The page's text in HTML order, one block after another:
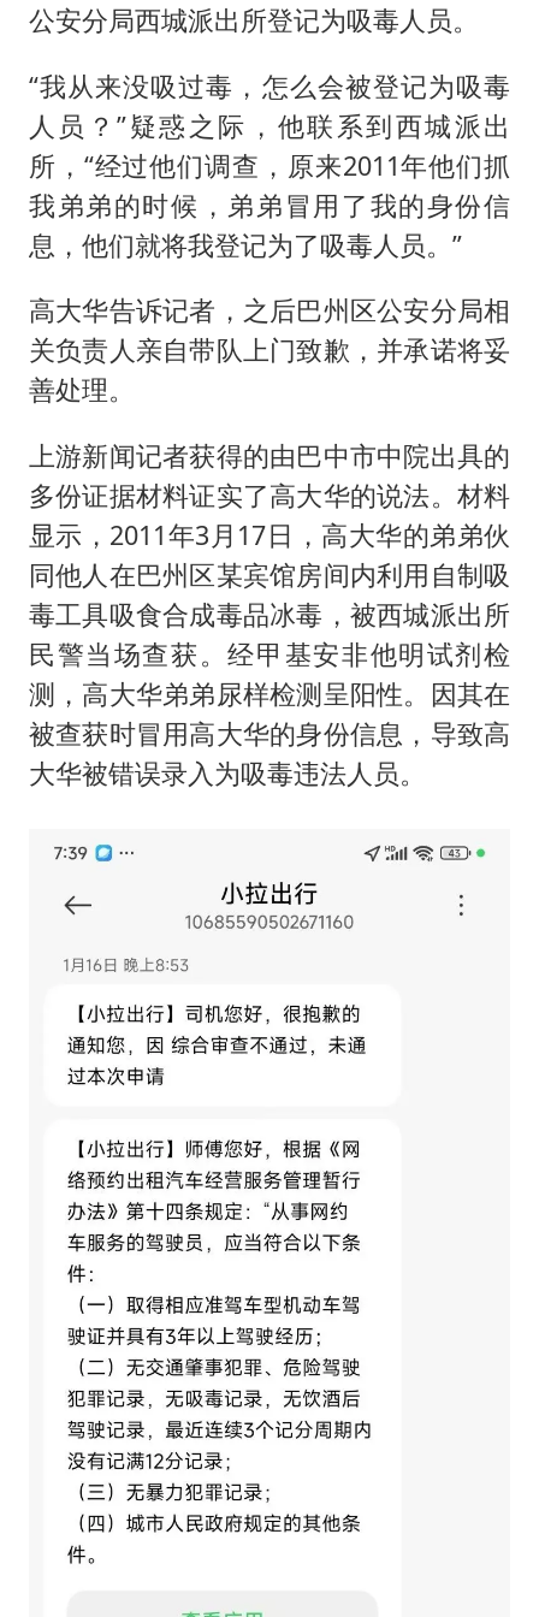
公安分局西城派出所登记为吸毒人员。
“我从来没吸过毒，怎么会被登记为吸毒
人员？”疑惑之际，他联系到西城派出
所，“经过他们调查，原来2011年他们抓
我弟弟的时候，弟弟冒用了我的身份信
息，他们就将我登记为了吸毒人员。”
高大华告诉记者，之后巴州区公安分局相
关负责人亲自带队上门致歉，并承诺将妥
善处理。
上游新闻记者获得的由巴中市中院出具的
多份证据材料证实了高大华的说法。材料
显示，2011年3月17日，高大华的弟弟伙
同他人在巴州区某宾馆房间内利用自制吸
毒工具吸食合成毒品冰毒，被西城派出所
民警当场查获。经甲基安非他明试剂检
测，高大华弟弟尿样检测呈阳性。因其在
被查获时冒用高大华的身份信息，导致高
大华被错误录入为吸毒违法人员。